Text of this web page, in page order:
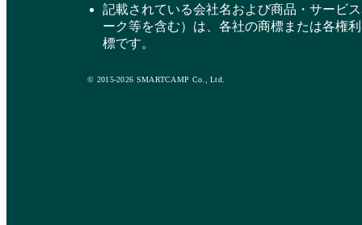
記載されている会社名および商品・サービ
ーク等を含む）は、各社の商標または各権
標です。
© 2015-2026 SMARTCAMP Co., Ltd.